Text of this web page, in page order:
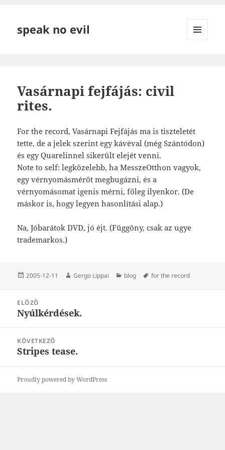
speak no evil
Vasárnapi fejfájás: civil
rites.
For the record, Vasárnapi Fejfájás ma is tiszteletét
tette, de a jelek szerint egy kávéval (még Szántódon)
és egy Quarelinnel sikerült elejét venni.
Note to self: legközelebb, ha MesszeOtthon vagyok,
egy vérnyomásmérőt megbugázni, és a
vérnyomásomat igenis mérni, főleg ilyenkor. (De
máskor is, hogy legyen hasonlítási alap.)
Na, Jóbarátok DVD, jó éjt. (Függöny, csak az ugye
trademarkos.)
Közzétéve
2005-12-11 Szerző
Gergo Lippai Kategória
blog Címke
for the record
navigáció
ELŐZŐ
Korábbi
Nyúlkérdések.
KÖVETKEZŐ
Következő
Stripes tease.
Proudly powered by WordPress